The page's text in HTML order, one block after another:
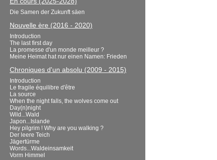
Die Samen der Zukunft säen
Nouvelle ère (2016 - 2020)
Introduction
The last first day
La promesse d'un monde meilleur ?
Meine Heimat hat nur einen Namen: Frieden
Chroniques d'un absolu (2009 - 2015)
Introduction
Le fragile équilibre d'être
La source
When the night falls, the wolves come out
Day(n)night
Wild...Wald
Japon...Islande
Hey pilgrim ! Why are you walking ?
Der leere Teich
Jägertürme
Words...Waldeinsamkeit
Vorm Himmel